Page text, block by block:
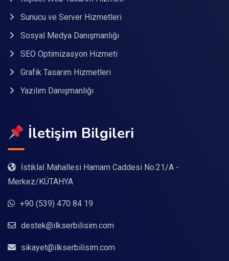
Sunucu ve Server Hizmetleri
Sosyal Medya Danışmanlığı
SEO Optimizasyon Hizmeti
Grafik Tasarım Hizmetleri
Yazılım Danışmanlığı
İletişim Bilgileri
İstiklal Mahallesi Hamam Caddesi No:21/A -
Merkez/KÜTAHYA
+90 (539) 470 84 19
destek@ilkserbilisim.com
sikayet@ilkserbilisim.com